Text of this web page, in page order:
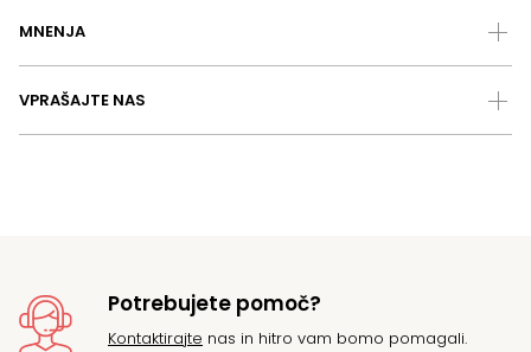
MNENJA
VPRAŠAJTE NAS
Potrebujete pomoč?
Kontaktirajte nas in hitro vam bomo pomagali.